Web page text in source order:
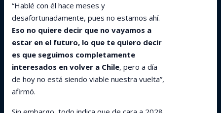
“Hablé con él hace meses y
desafortunadamente, pues no estamos ahí.
Eso no quiere decir que no vayamos a
estar en el futuro, lo que te quiero decir
es que seguimos completamente
interesados en volver a Chile, pero a día
de hoy no está siendo viable nuestra vuelta”,
afirmó.